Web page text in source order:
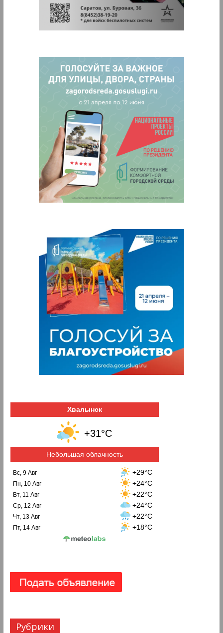
Хвалынск
+31°C
Небольшая облачность
Вс, 9 Авг +29°C
Пн, 10 Авг +24°C
Вт, 11 Авг +22°C
Ср, 12 Авг +24°C
Чт, 13 Авг +22°C
Пт, 14 Авг +18°C
Рубрики